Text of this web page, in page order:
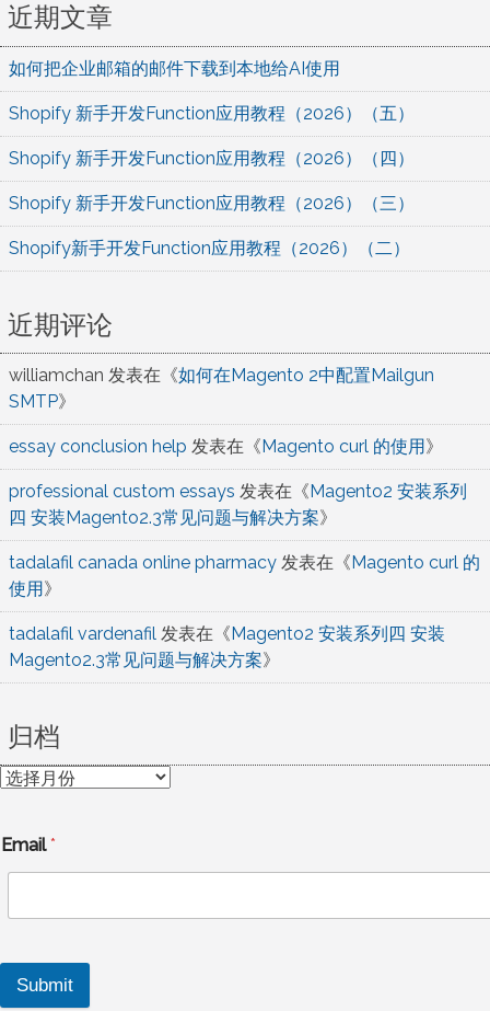
近期文章
如何把企业邮箱的邮件下载到本地给AI使用
Shopify 新手开发Function应用教程（2026）（五）
Shopify 新手开发Function应用教程（2026）（四）
Shopify 新手开发Function应用教程（2026）（三）
Shopify新手开发Function应用教程（2026）（二）
近期评论
williamchan 发表在《如何在Magento 2中配置Mailgun
SMTP》
essay conclusion help 发表在《Magento curl 的使用》
professional custom essays 发表在《Magento2 安装系列
四 安装Magento2.3常见问题与解决方案》
tadalafil canada online pharmacy 发表在《Magento curl 的
使用》
tadalafil vardenafil 发表在《Magento2 安装系列四 安装
Magento2.3常见问题与解决方案》
归档
归
Email*
Submit